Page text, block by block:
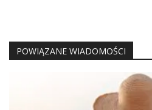
POWIĄZANE WIADOMOŚCI